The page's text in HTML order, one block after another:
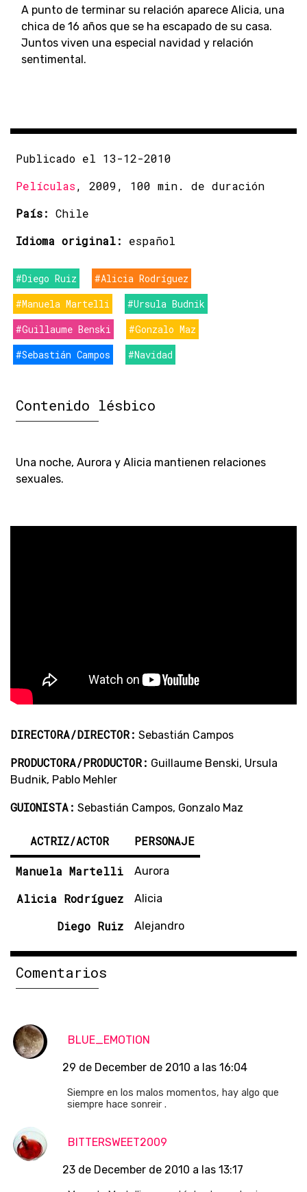
A punto de terminar su relación aparece Alicia, una
chica de 16 años que se ha escapado de su casa.
Juntos viven una especial navidad y relación
sentimental.
Publicado el 13-12-2010
Películas, 2009, 100 min. de duración
País: Chile
Idioma original: español
#Diego Ruiz
#Alicia Rodríguez
#Manuela Martelli
#Ursula Budnik
#Guillaume Benski
#Gonzalo Maz
#Sebastián Campos
#Navidad
Contenido lésbico
Una noche, Aurora y Alicia mantienen relaciones
sexuales.
DIRECTORA/DIRECTOR: Sebastián Campos
PRODUCTORA/PRODUCTOR: Guillaume Benski, Ursula
Budnik, Pablo Mehler
GUIONISTA: Sebastián Campos, Gonzalo Maz
ACTRIZ/ACTOR PERSONAJE
Manuela Martelli Aurora
Alicia Rodríguez Alicia
Diego Ruiz Alejandro
Comentarios
BLUE_EMOTION
29 de December de 2010 a las 16:04
Siempre en los malos momentos, hay algo que
siempre hace sonreir .
BITTERSWEET2009
23 de December de 2010 a las 13:17